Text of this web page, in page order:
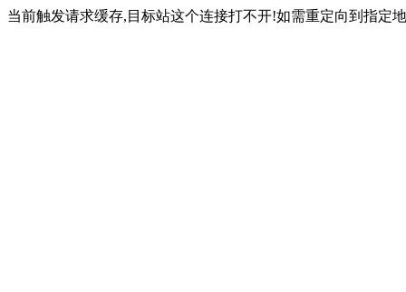
当前触发请求缓存,目标站这个连接打不开!如需重定向到指定